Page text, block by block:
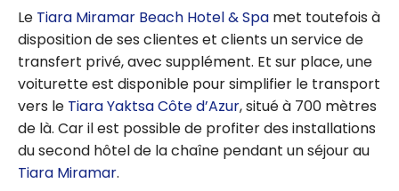
voiture Sixt –
Guide du
débutant
Le Tiara Miramar Beach Hotel & Spa met toutefois à
disposition de ses clientes et clients un service de
transfert privé, avec supplément. Et sur place, une
voiturette est disponible pour simplifier le transport
vers le Tiara Yaktsa Côte d’Azur, situé à 700 mètres
de là. Car il est possible de profiter des installations
du second hôtel de la chaîne pendant un séjour au
Tiara Miramar.